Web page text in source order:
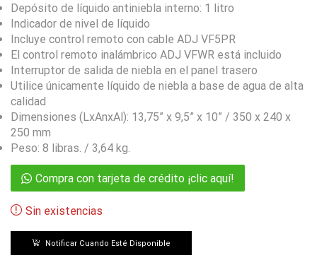
Depósito de líquido antiniebla interno: 1 litro
Indicador de nivel de líquido
Incluye control remoto con cable ADJ VF5PR
El control remoto inalámbrico ADJ VFWR está incluido
Interruptor de salida de niebla en el panel trasero
Utilice únicamente líquido de niebla a base de agua de alta
calidad
Dimensiones (LxAnxAl): 13,75” x 9,5” x 10” / 350 x 240 x
250 mm
Peso: 8 libras. / 3,64 kg.
Compra con tarjeta de crédito ¡clic aquí!
Sin existencias
Notificar Cuando Esté Disponible